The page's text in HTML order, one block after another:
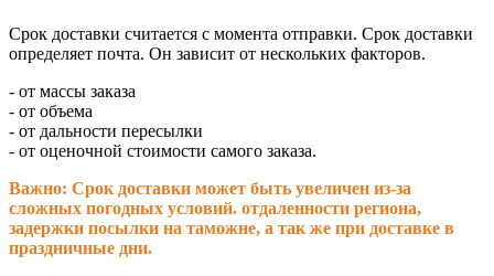
Срок доставки считается с момента отправки. Срок доставки
определяет почта. Он зависит от нескольких факторов.
- от массы заказа
- от объема
- от дальности пересылки
- от оценочной стоимости самого заказа.
Важно: Срок доставки может быть увеличен из-за
сложных погодных условий. отдаленности региона,
задержки посылки на таможне, а так же при доставке в
праздничные дни.